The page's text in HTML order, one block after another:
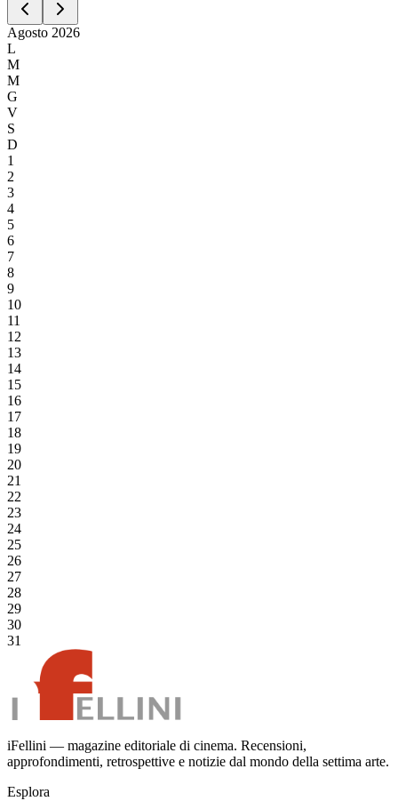
Agosto 2026
L
M
M
G
V
S
D
1
2
3
4
5
6
7
8
9
10
11
12
13
14
15
16
17
18
19
20
21
22
23
24
25
26
27
28
29
30
31
iFellini — magazine editoriale di cinema. Recensioni,
approfondimenti, retrospettive e notizie dal mondo della settima arte.
Esplora